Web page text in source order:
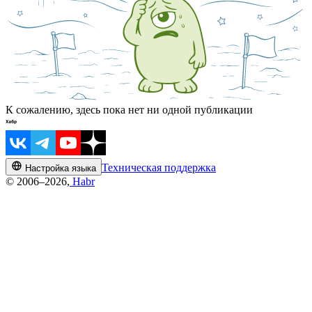
К сожалению, здесь пока нет ни одной публикации
Настройка языка Техническая поддержка
© 2006–2026, Habr